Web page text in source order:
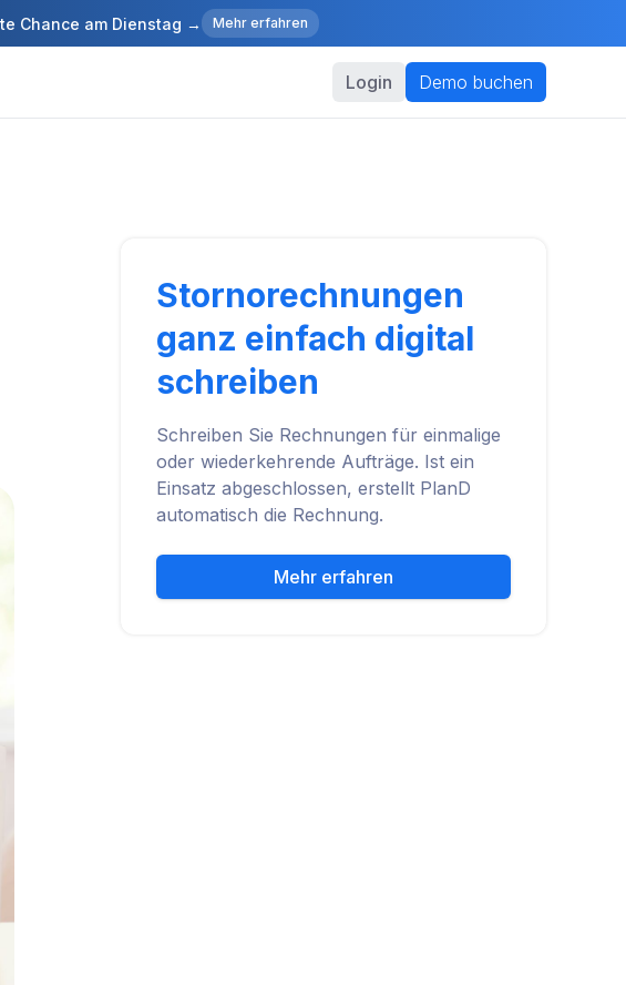
Chance am Dienstag → Mehr erfahren
Login Demo buchen
Stornorechnungen
ganz einfach digital
schreiben
Schreiben Sie Rechnungen für einmalige
oder wiederkehrende Aufträge. Ist ein
Einsatz abgeschlossen, erstellt PlanD
automatisch die Rechnung.
Mehr erfahren